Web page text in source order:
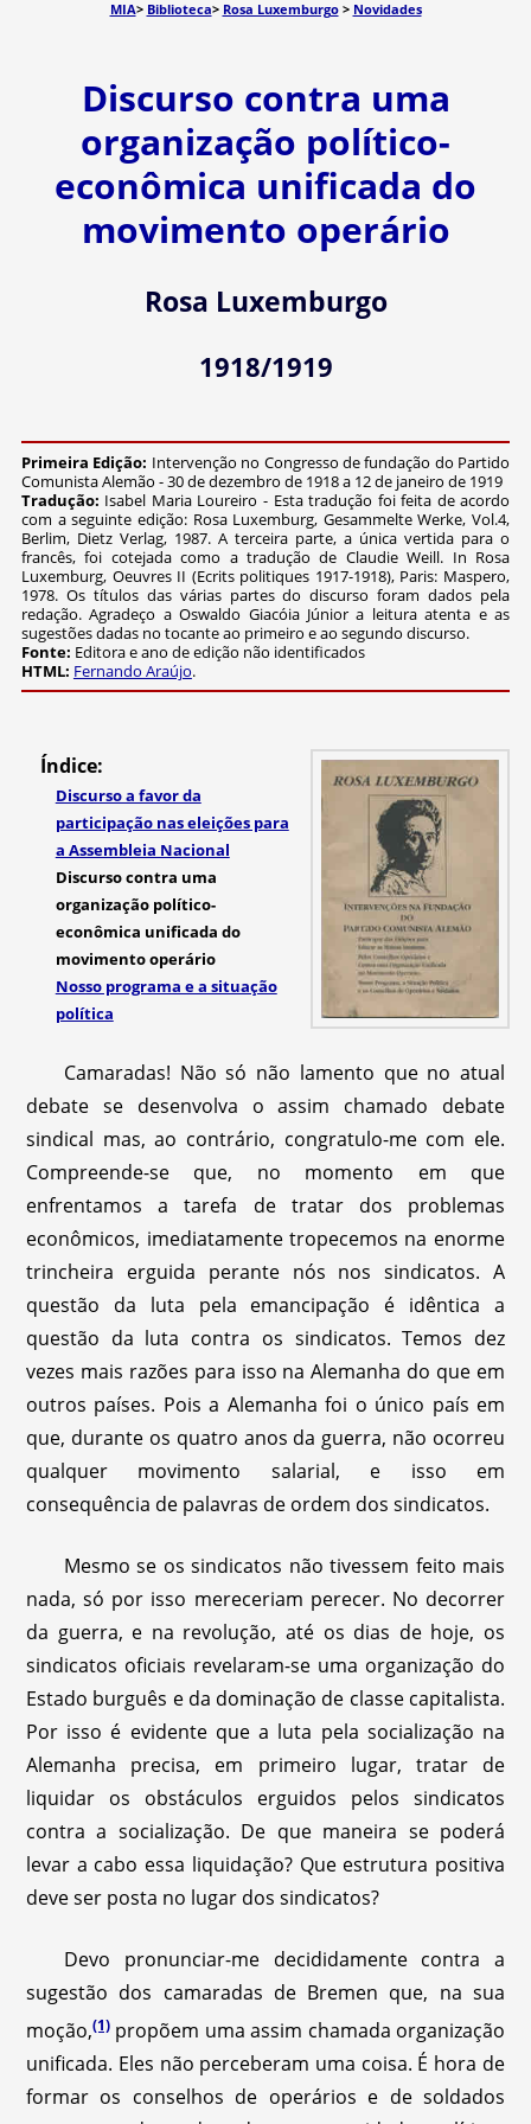
MIA> Biblioteca> Rosa Luxemburgo> Novidades
Discurso contra uma
organização político-
econômica unificada do
movimento operário
Rosa Luxemburgo
1918/1919
Primeira Edição: Intervenção no Congresso de fundação do Partido
Comunista Alemão - 30 de dezembro de 1918 a 12 de janeiro de 1919
Tradução: Isabel Maria Loureiro - Esta tradução foi feita de acordo
com a seguinte edição: Rosa Luxemburg, Gesammelte Werke, Vol.4,
Berlim, Dietz Verlag, 1987. A terceira parte, a única vertida para o
francês, foi cotejada como a tradução de Claudie Weill. In Rosa
Luxemburg, Oeuvres II (Ecrits politiques 1917-1918), Paris: Maspero,
1978. Os títulos das várias partes do discurso foram dados pela
redação. Agradeço a Oswaldo Giacóia Júnior a leitura atenta e as
sugestões dadas no tocante ao primeiro e ao segundo discurso.
Fonte: Editora e ano de edição não identificados
HTML: Fernando Araújo.
Índice:
Discurso a favor da
participação nas eleições para
a Assembleia Nacional
Discurso contra uma
organização político-
econômica unificada do
movimento operário
Nosso programa e a situação
política
Camaradas! Não só não lamento que no atual
debate se desenvolva o assim chamado debate
sindical mas, ao contrário, congratulo-me com ele.
Compreende-se que, no momento em que
enfrentamos a tarefa de tratar dos problemas
econômicos, imediatamente tropecemos na enorme
trincheira erguida perante nós nos sindicatos. A
questão da luta pela emancipação é idêntica a
questão da luta contra os sindicatos. Temos dez
vezes mais razões para isso na Alemanha do que em
outros países. Pois a Alemanha foi o único país em
que, durante os quatro anos da guerra, não ocorreu
qualquer movimento salarial, e isso em
consequência de palavras de ordem dos sindicatos.
Mesmo se os sindicatos não tivessem feito mais
nada, só por isso mereceriam perecer. No decorrer
da guerra, e na revolução, até os dias de hoje, os
sindicatos oficiais revelaram-se uma organização do
Estado burguês e da dominação de classe capitalista.
Por isso é evidente que a luta pela socialização na
Alemanha precisa, em primeiro lugar, tratar de
liquidar os obstáculos erguidos pelos sindicatos
contra a socialização. De que maneira se poderá
levar a cabo essa liquidação? Que estrutura positiva
deve ser posta no lugar dos sindicatos?
Devo pronunciar-me decididamente contra a
sugestão dos camaradas de Bremen que, na sua
moção,(1) propõem uma assim chamada organização
unificada. Eles não perceberam uma coisa. É hora de
formar os conselhos de operários e de soldados